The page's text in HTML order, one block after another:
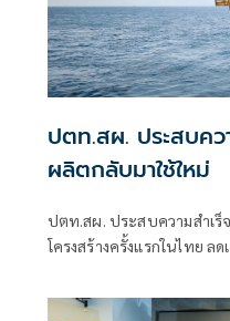
ปตท.สผ. ประสบคว
ผลิตกลับมาใช้ใหม่
ปตท.สผ. ประสบความสำเ
โครงสร้างครั้งแรกในไทย
หมุนเวียน